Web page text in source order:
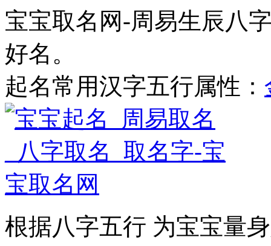
宝宝取名网-周易生辰八
好名。
起名常用汉字五行属性：
根据八字五行 为宝宝量